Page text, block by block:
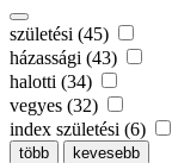
születési (45)
házassági (43)
halotti (34)
vegyes (32)
index születési (6)
több kevesebb